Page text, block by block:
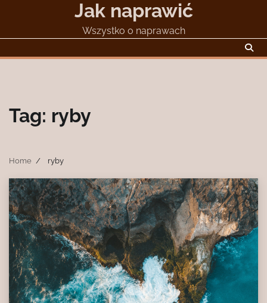
Jak naprawić
Wszystko o naprawach
Tag: ryby
Home ryby